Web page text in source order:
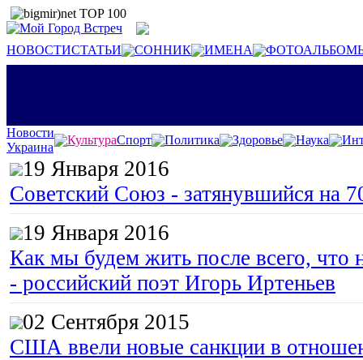
НОВОСТИСТАТЬИ СОННИК ИМЕНА
Новости
Украина
КультураСпорт Политика Здоровье Наука
19 Января 2016
Советский Союз - затянувшийся на
19 Января 2016
Как мы будем жить после всего, что
- российский поэт Игорь Иртеньев
02 Сентября 2015
США ввели новые санкции в